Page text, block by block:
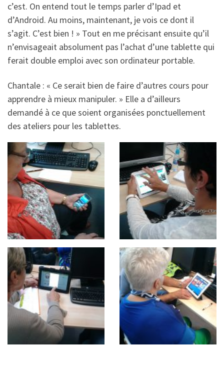
c’est. On entend tout le temps parler d’Ipad et
d’Android. Au moins, maintenant, je vois ce dont il
s’agit. C’est bien ! » Tout en me précisant ensuite qu’il
n’envisageait absolument pas l’achat d’une tablette qui
ferait double emploi avec son ordinateur portable.
Chantale : « Ce serait bien de faire d’autres cours pour
apprendre à mieux manipuler. » Elle a d’ailleurs
demandé à ce que soient organisées ponctuellement
des ateliers pour les tablettes.